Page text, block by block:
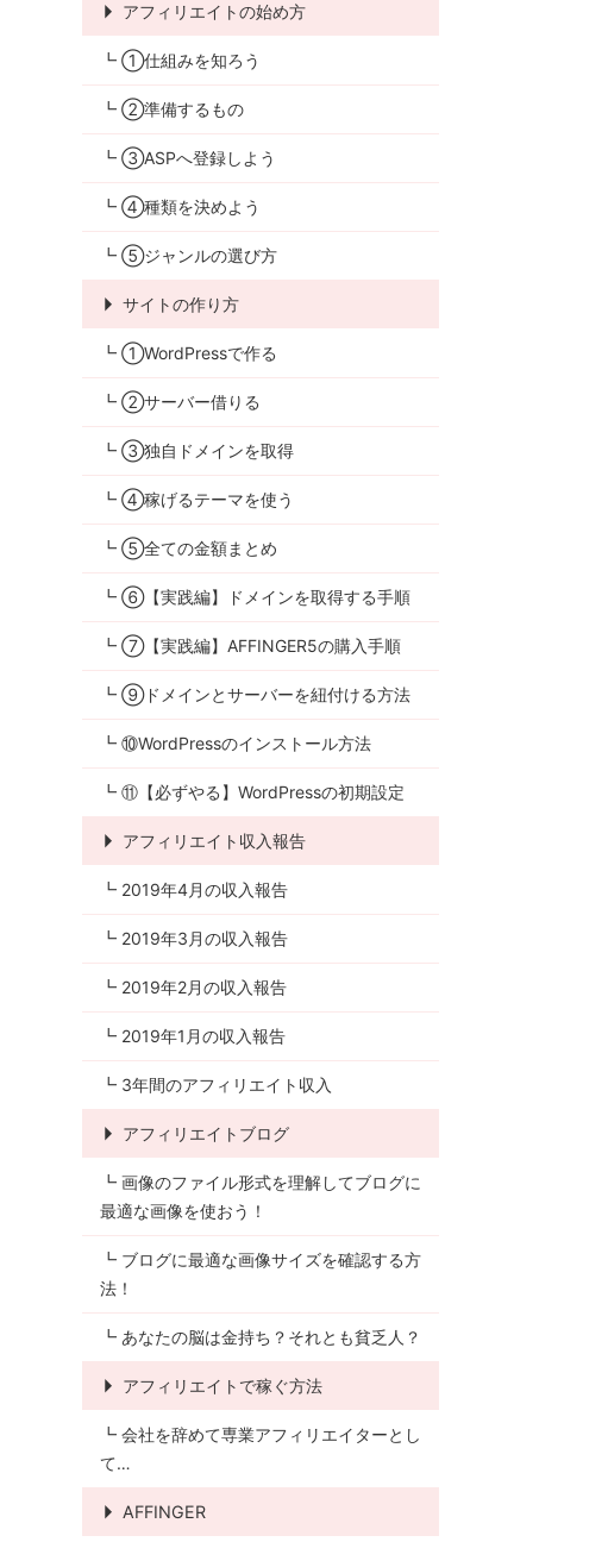
アフィリエイトの始め方
┗ ①仕組みを知ろう
┗ ②準備するもの
┗ ③ASPへ登録しよう
┗ ④種類を決めよう
┗ ⑤ジャンルの選び方
サイトの作り方
┗ ①WordPressで作る
┗ ②サーバー借りる
┗ ③独自ドメインを取得
┗ ④稼げるテーマを使う
┗ ⑤全ての金額まとめ
┗ ⑥【実践編】ドメインを取得する手順
┗ ⑦【実践編】AFFINGER5の購入手順
┗ ⑨ドメインとサーバーを紐付ける方法
┗ ⑩WordPressのインストール方法
┗ ⑪【必ずやる】WordPressの初期設定
アフィリエイト収入報告
┗ 2019年4月の収入報告
┗ 2019年3月の収入報告
┗ 2019年2月の収入報告
┗ 2019年1月の収入報告
┗ 3年間のアフィリエイト収入
アフィリエイトブログ
┗ 画像のファイル形式を理解してブログに
最適な画像を使おう！
┗ ブログに最適な画像サイズを確認する方
法！
┗ あなたの脳は金持ち？それとも貧乏人？
アフィリエイトで稼ぐ方法
┗ 会社を辞めて専業アフィリエイターとし
て…
AFFINGER